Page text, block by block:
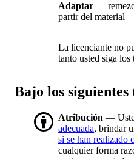
Adaptar —
partir del material
La licenciante no
tanto usted siga
Bajo los
Atribución —
adecuada, brindar
si se han realizado
cualquier forma